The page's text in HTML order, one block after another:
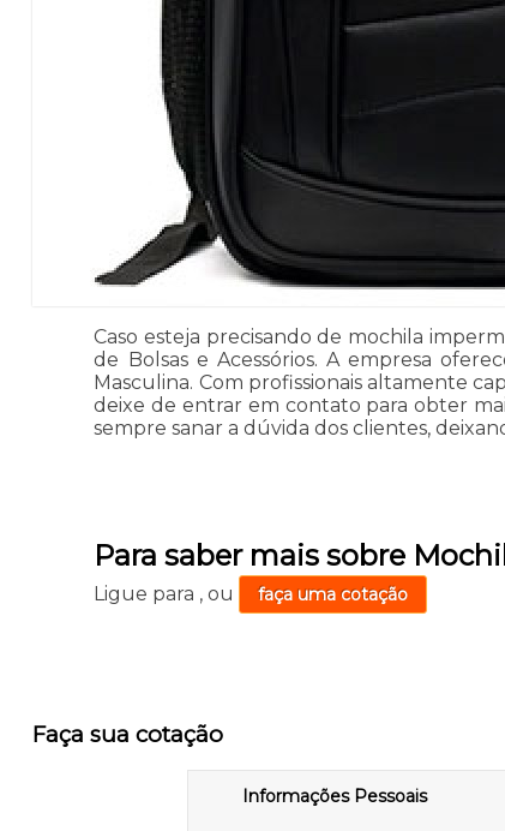
Caso esteja precisando de mochila
de Bolsas e Acessórios. A empresa
Masculina. Com profissionais altamente
deixe de entrar em contato para obter
sempre sanar a dúvida dos clientes,
Para saber mais sobre
Ligue para ,ou faça uma cotação
Faça sua cotação
Informações Pessoais